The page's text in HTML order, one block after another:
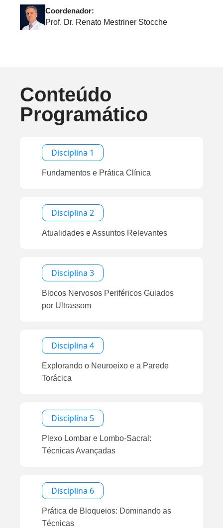
Coordenador:
Prof. Dr. Renato Mestriner Stocche
Conteúdo
Programático
Disciplina 1
Fundamentos e Prática Clínica
Disciplina 2
Atualidades e Assuntos Relevantes
Disciplina 3
Blocos Nervosos Periféricos Guiados
por Ultrassom
Disciplina 4
Explorando o Neuroeixo e a Parede
Torácica
Disciplina 5
Plexo Lombar e Lombo-Sacral:
Técnicas Avançadas
Disciplina 6
Prática de Bloqueios: Dominando as
Técnicas